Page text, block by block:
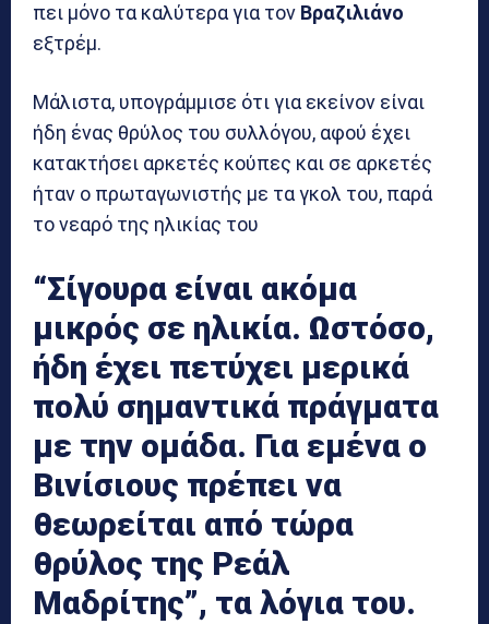
πει μόνο τα καλύτερα για τον Βραζιλιάνο
εξτρέμ.
Μάλιστα, υπογράμμισε ότι για εκείνον είναι
ήδη ένας θρύλος του συλλόγου, αφού έχει
κατακτήσει αρκετές κούπες και σε αρκετές
ήταν ο πρωταγωνιστής με τα γκολ του, παρά
το νεαρό της ηλικίας του
“Σίγουρα είναι ακόμα
μικρός σε ηλικία. Ωστόσο,
ήδη έχει πετύχει μερικά
πολύ σημαντικά πράγματα
με την ομάδα. Για εμένα ο
Βινίσιους πρέπει να
θεωρείται από τώρα
θρύλος της Ρεάλ
Μαδρίτης”, τα λόγια του.